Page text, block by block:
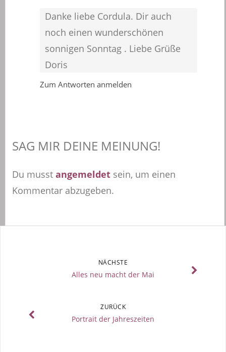
Danke liebe Cordula. Dir auch
noch einen wunderschönen
sonnigen Sonntag . Liebe Grüße
Doris
Zum Antworten anmelden
SAG MIR DEINE MEINUNG!
Du musst angemeldetsein, um einen
Kommentar abzugeben.
NÄCHSTE
Alles neu macht der Mai
ZURÜCK
Portrait der Jahreszeiten